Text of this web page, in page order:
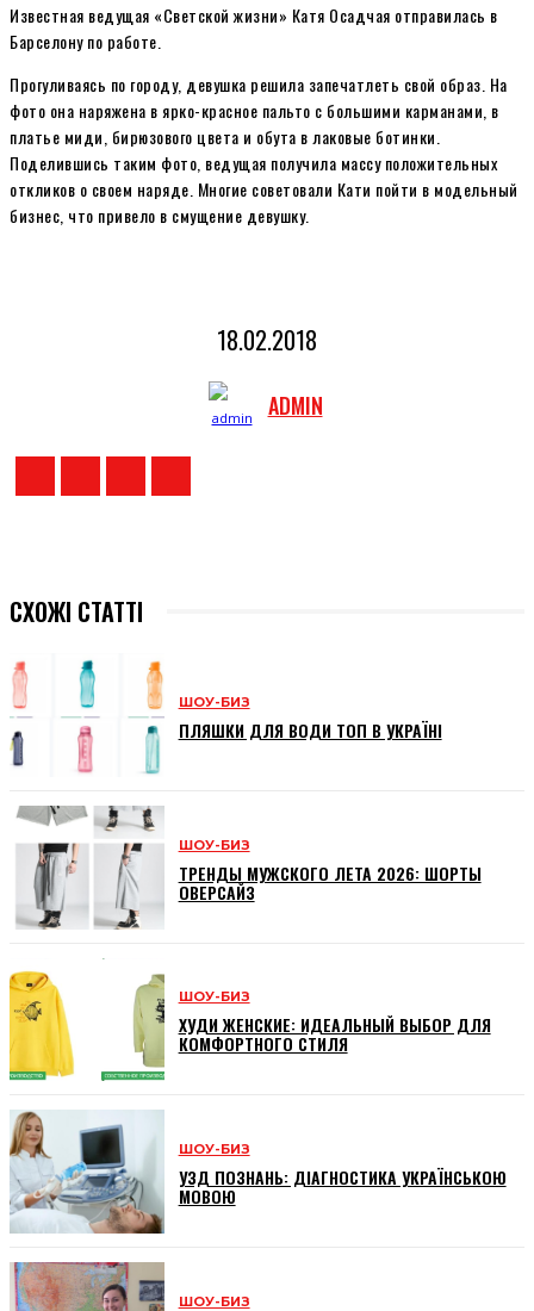
Известная ведущая «Светской жизни» Катя Осадчая отправилась в
Барселону по работе.
Прогуливаясь по городу, девушка решила запечатлеть свой образ. На
фото она наряжена в ярко-красное пальто с большими карманами, в
платье миди, бирюзового цвета и обута в лаковые ботинки.
Поделившись таким фото, ведущая получила массу положительных
откликов о своем наряде. Многие советовали Кати пойти в модельный
бизнес, что привело в смущение девушку.
18.02.2018
ADMIN
СХОЖІ СТАТТІ
ШОУ-БИЗ
ПЛЯШКИ ДЛЯ ВОДИ ТОП В УКРАЇНІ
ШОУ-БИЗ
ТРЕНДЫ МУЖСКОГО ЛЕТА 2026: ШОРТЫ
ОВЕРСАЙЗ
ШОУ-БИЗ
ХУДИ ЖЕНСКИЕ: ИДЕАЛЬНЫЙ ВЫБОР ДЛЯ
КОМФОРТНОГО СТИЛЯ
ШОУ-БИЗ
УЗД ПОЗНАНЬ: ДІАГНОСТИКА УКРАЇНСЬКОЮ
МОВОЮ
ШОУ-БИЗ